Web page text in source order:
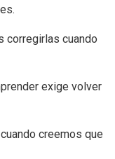
corregirlas cuando
exige volver
creemos que